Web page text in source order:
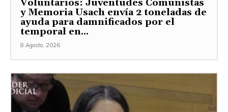
Voluntarios: Juventudes Comunistas
y Memoria Usach envía 2 toneladas de
ayuda para damnificados por el
temporal en...
8 Agosto, 2026